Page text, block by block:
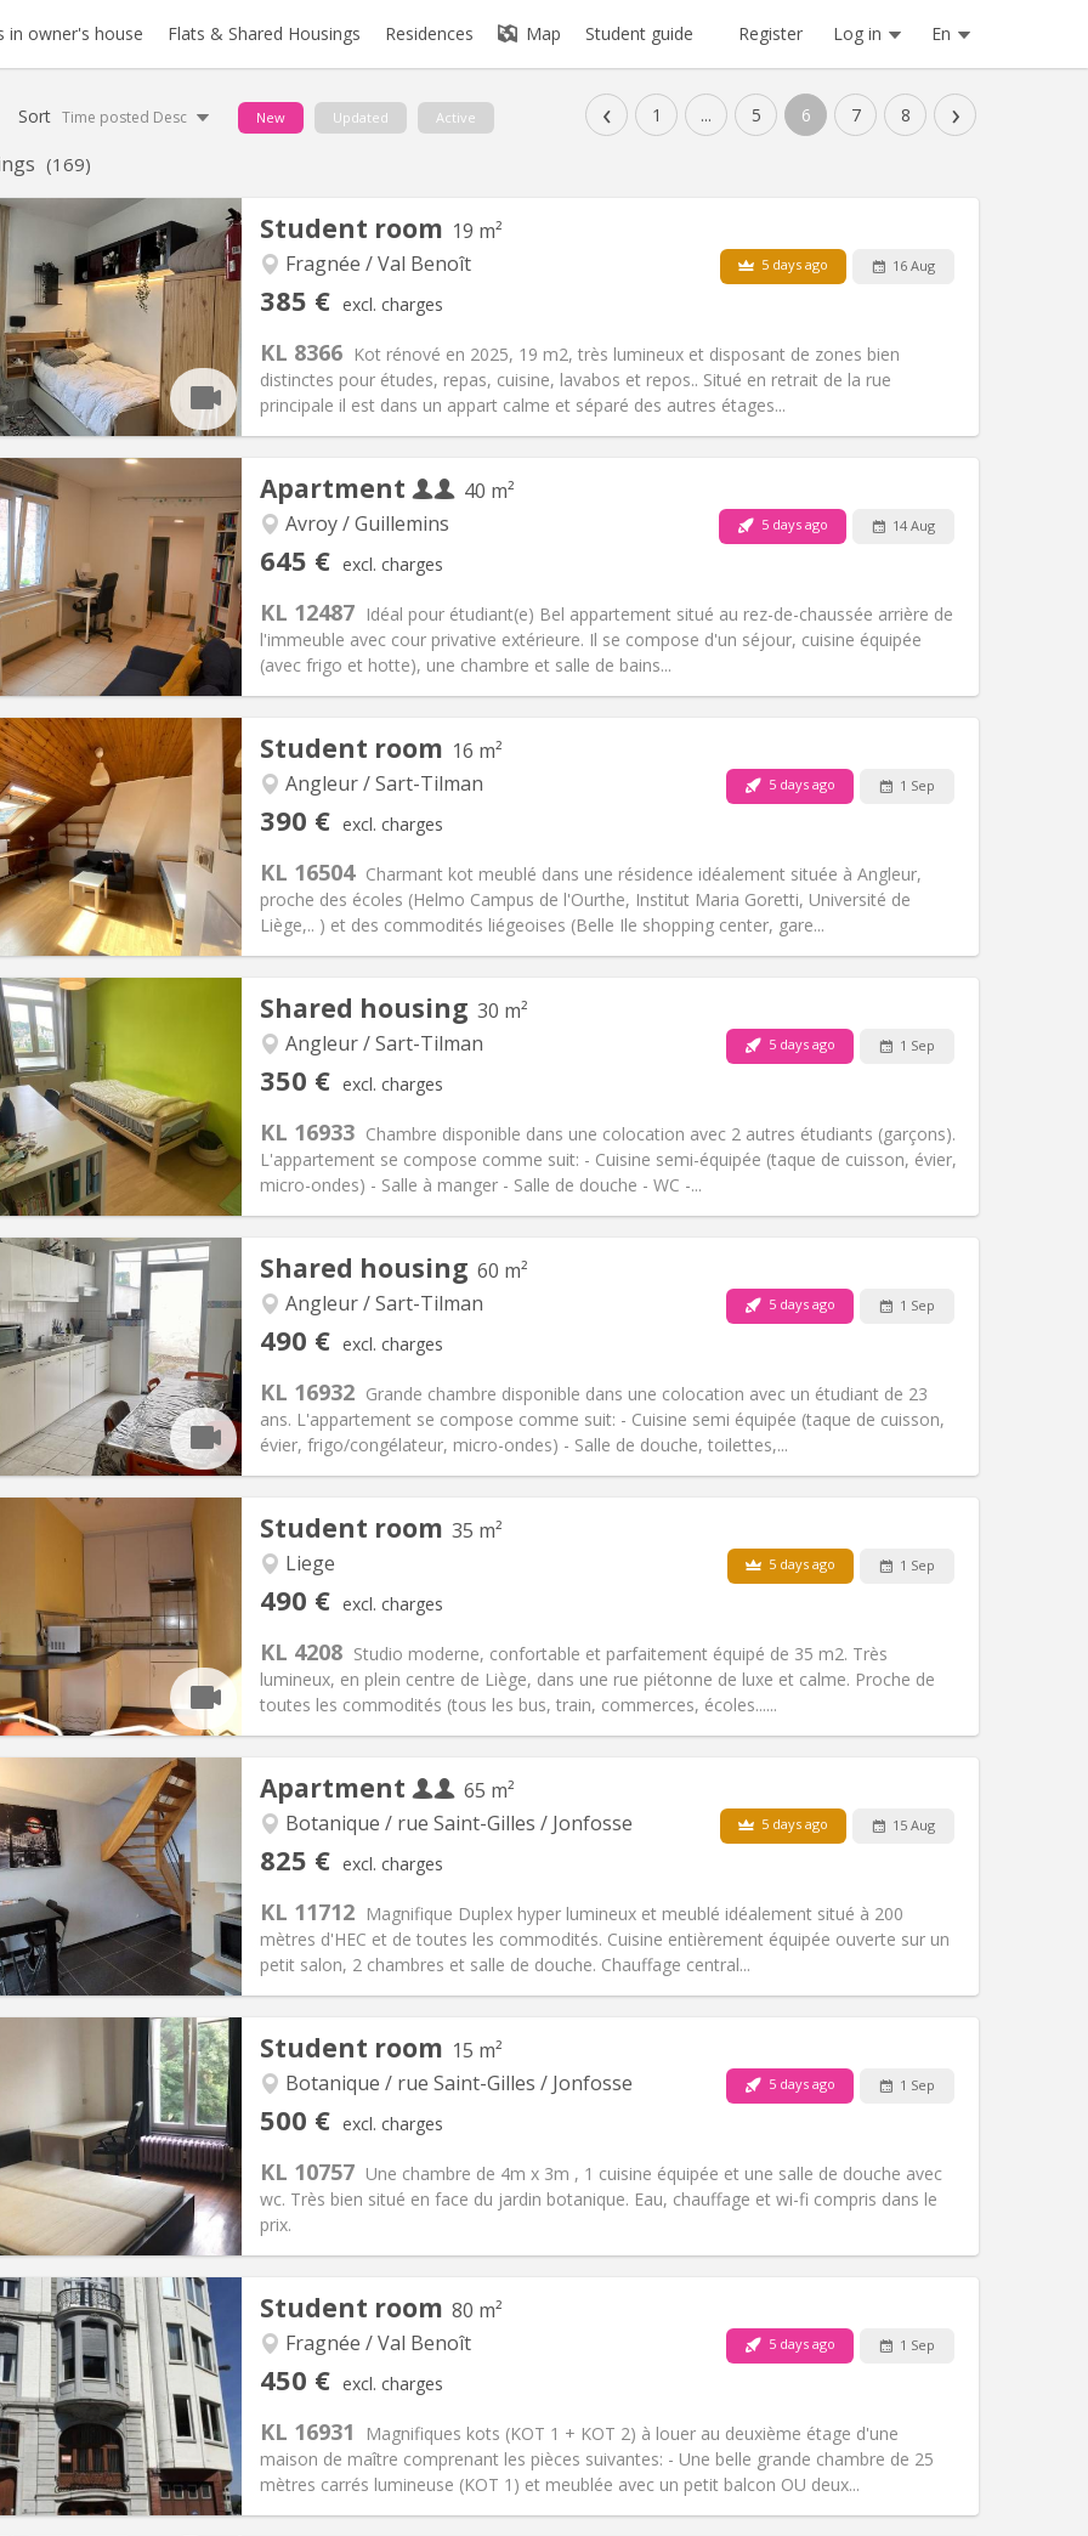
in owner's house Flats & Shared Housings Residences Map Student guide Register Log in En
‹ 1 ... 5 6 7 8 ›
Sort Time posted Desc New Updated Active
(169)
Student room 19 m²
Fragnée / Val Benoît
385 € excl. charges
5 days ago 16 Aug
KL 8366 Kot rénové en 2025, 19 m2, très lumineux et disposant de zones bien
distinctes pour études, repas, cuisine, lavabos et repos.. Situé en retrait de la rue
principale il est dans un appart calme et séparé des autres étages...
Info
€
95 €
12 months
No
Bathroom:
Kitchen:in room
Surface:19 m 2
Atmosphere:Studious, warm, calm
Access for disabled:No
Apartment
40 m²
Avroy / Guillemins
645 € excl. charges
5 days ago 14 Aug
KL 12487 Idéal pour étudiant(e) Bel appartement situé au rez-de-chaussée arrière de
l'immeuble avec cour privative extérieure. Il se compose d'un séjour, cuisine équipée
(avec frigo et hotte), une chambre et salle de bains...
Info
€ (323 €/pers.)
100 € (50 €/pers.)
12 months
With conditions
Bathroom:
Kitchen: Private (separate room)
Surface:40 m2
Studious, calm, warm
Access for disabled: No
Student room 16 m²
Angleur / Sart-Tilman
390 € excl. charges
5 days ago 1 Sep
KL 16504 Charmant kot meublé dans une résidence idéalement située à Angleur,
proche des écoles (Helmo Campus de l'Ourthe, Institut Maria Goretti, Université de
Liège,.. ) et des commodités liégeoises (Belle Ile shopping center, gare...
Info
€
0 €
12 months
No
Bathroom:
Kitchen: Shared kitchen
Surface:16 m2
Studious, calm
Access for disabled: No
Shared housing 30 m²
Angleur / Sart-Tilman
350 € excl. charges
5 days ago 1 Sep
KL 16933 Chambre disponible dans une colocation avec 2 autres étudiants (garçons).
L'appartement se compose comme suit: - Cuisine semi-équipée (taque de cuisson, évier,
micro-ondes) - Salle à manger - Salle de douche - WC -...
Info
€
0 €
12 months
No
Bathroom:
Kitchen: Shared kitchen
Surface:30 m2
Calm, studious
Access for disabled: No
Shared housing 60 m²
Angleur / Sart-Tilman
490 € excl. charges
5 days ago 1 Sep
KL 16932 Grande chambre disponible dans une colocation avec un étudiant de 23
ans. L'appartement se compose comme suit: - Cuisine semi équipée (taque de cuisson,
évier, frigo/congélateur, micro-ondes) - Salle de douche, toilettes,...
Info
12 months
No
Bathroom:
Kitchen:
Surface:60 m2
Studious, calm
Access for disabled: No
Student room 35 m²
Liege
490 € excl. charges
5 days ago 1 Sep
KL 4208 Studio moderne, confortable et parfaitement équipé de 35 m2. Très
lumineux, en plein centre de Liège, dans une rue piétonne de luxe et calme. Proche de
toutes les commodités (tous les bus, train, commerces, écoles......
Info
€
180 €
12 months
Bathroom:
Kitchen:Private (separate room)
Surface:35 m 2
Atmosphere:Warm, studious, calm
Access for disabled:No
Apartment
65 m²
Botanique / rue Saint-Gilles / Jonfosse
825 € excl. charges
5 days ago 15 Aug
KL 11712 Magnifique Duplex hyper lumineux et meublé idéalement situé à 200
mètres d'HEC et de toutes les commodités. Cuisine entièrement équipée ouverte sur un
petit salon, 2 chambres et salle de douche. Chauffage central...
Info
€ (413 €/pers.)
0 € (0 €/pers.)
Arrangement
Bathroom:Shared bathroom
Shared kitchen
Surface:65 m 2
Private rooms:1
Other
warm, studious
Access for disabled: No
Student room 15 m²
Botanique / rue Saint-Gilles / Jonfosse
500 € excl. charges
5 days ago 1 Sep
KL 10757 Une chambre de 4m x 3m , 1 cuisine équipée et une salle de douche avec
wc. Très bien situé en face du jardin botanique. Eau, chauffage et wi-fi compris dans le
prix.
Info
€
50 €
12 months, 5-6 months, 3-
Allowed
Arrangement
Bathroom:Shared bathroom
Kitchen:
Surface:15 m2
Private rooms:1
Other
Access for disabled:No
Non-smoking
Student room 80 m²
Fragnée / Val Benoît
450 € excl. charges
5 days ago 1 Sep
KL 16931
Magnifiques kots (KOT 1 + KOT 2) à louer au deuxième étage d'une
maison de maître comprenant les pièces suivantes: - Une belle grande chambre de 25
mètres carrés lumineuse (KOT 1) et meublée avec un petit balcon OU deux...